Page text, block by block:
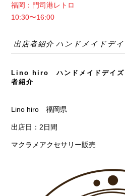
福岡：門司港レトロ
10:30〜16:00
出店者紹介 ハンドメイドデ
Lino hiro ハンドメイドデイズ
者紹介
Lino hiro 福岡県
出店日：2日間
マクラメアクセサリー販売